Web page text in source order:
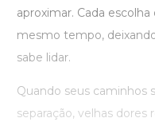
aproximar. Cada
mesmo tempo,
sabe lidar.
Quando seus caminhos
separação, velhas dores